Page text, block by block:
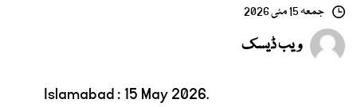
جمعہ 15 مئی 2026
ویب ڈیسک
Islamabad : 15 May 2026.